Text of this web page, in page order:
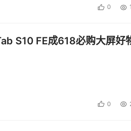
0
S10 FE成618必购大屏好
0